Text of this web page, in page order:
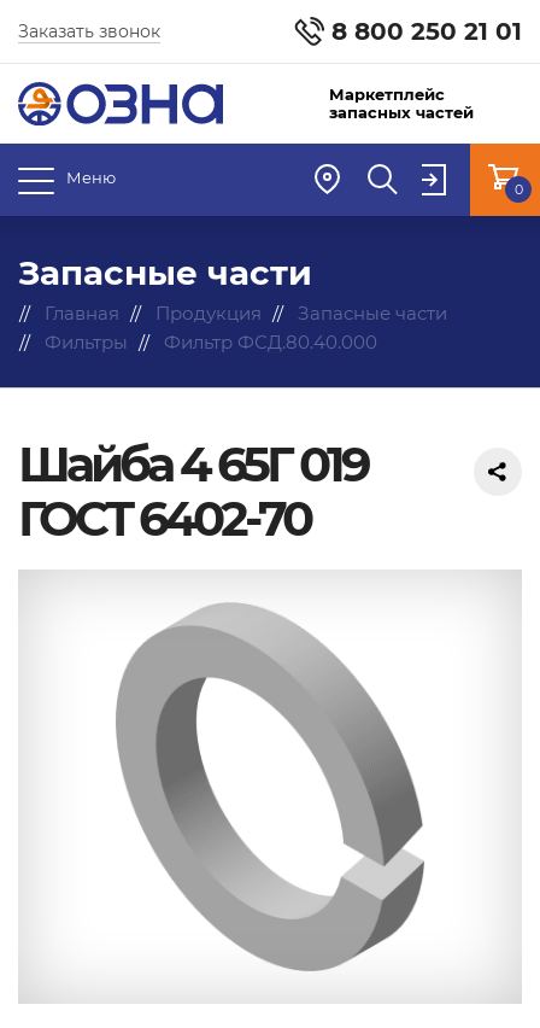
8 800 250 21 01
Заказать звонок
Маркетплейс
запасных частей
Меню
0
Запасные части
Главная Продукция
Запасные части
Фильтры
Фильтр ФСД.80.40.000
Шайба 4 65Г 019
ГОСТ 6402-70